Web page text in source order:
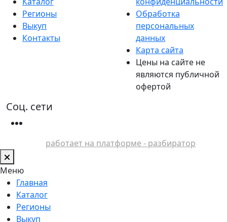
Регионы
Выкуп
Контакты
Обработка
персональных
данных
Карта сайта
Цены на сайте не
являются публичной
офертой
Соц. сети
работает на платформе - разбиратор
Меню
Главная
Каталог
Регионы
Выкуп